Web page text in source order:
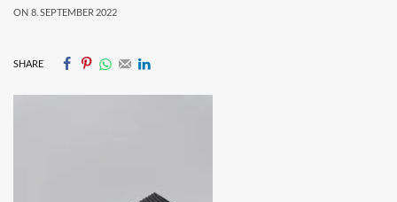
ON 8. SEPTEMBER 2022
SHARE